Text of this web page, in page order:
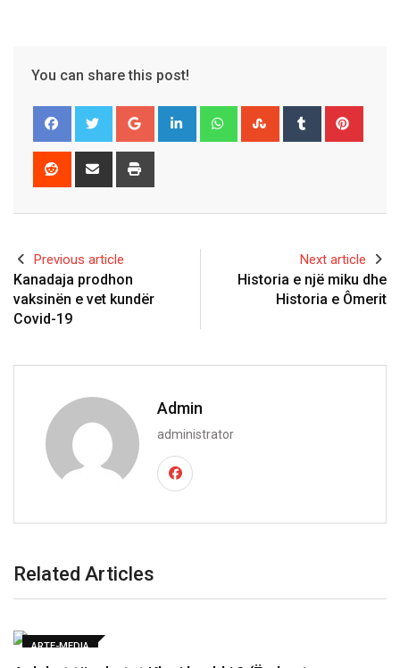
You can share this post!
Google+ LinkedIn WhatsappStumbleUpon
Tumblr
Reddit
Share
Previous article
Kanadaja prodhon
vaksinën e vet kundër
Covid-19
Next article
Historia e një miku dhe
Historia e Ômerit
Admin
administrator
Related Articles
ARTE-MEDIA